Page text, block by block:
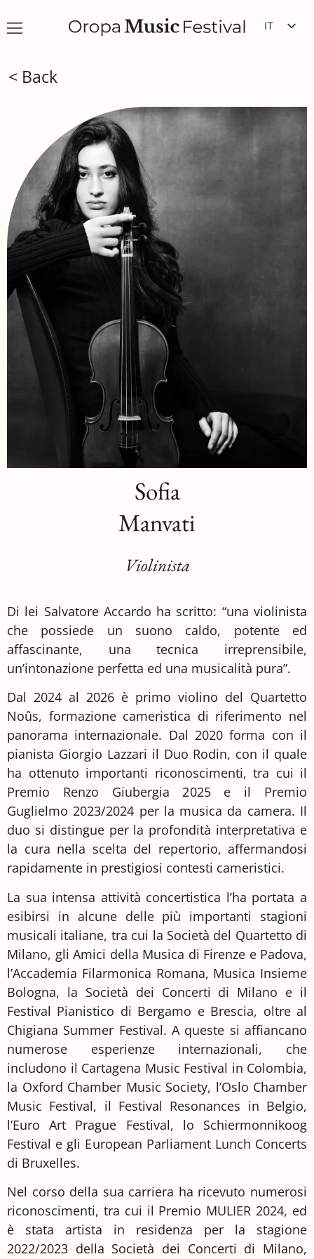
IT
< Back
Sofia
Manvati
Violinista
Di lei Salvatore Accardo ha scritto: “una violinista
che possiede un suono caldo, potente ed
affascinante, una tecnica irreprensibile,
un’intonazione perfetta ed una musicalità pura”.
Dal 2024 al 2026 è primo violino del Quartetto
Noûs, formazione cameristica di riferimento nel
panorama internazionale. Dal 2020 forma con il
pianista Giorgio Lazzari il Duo Rodin, con il quale
ha ottenuto importanti riconoscimenti, tra cui il
Premio Renzo Giubergia 2025 e il Premio
Guglielmo 2023/2024 per la musica da camera. Il
duo si distingue per la profondità interpretativa e
la cura nella scelta del repertorio, affermandosi
rapidamente in prestigiosi contesti cameristici.
La sua intensa attività concertistica l’ha portata a
esibirsi in alcune delle più importanti stagioni
musicali italiane, tra cui la Società del Quartetto di
Milano, gli Amici della Musica di Firenze e Padova,
l’Accademia Filarmonica Romana, Musica Insieme
Bologna, la Società dei Concerti di Milano e il
Festival Pianistico di Bergamo e Brescia, oltre al
Chigiana Summer Festival. A queste si affiancano
numerose esperienze internazionali, che
includono il Cartagena Music Festival in Colombia,
la Oxford Chamber Music Society, l’Oslo Chamber
Music Festival, il Festival Resonances in Belgio,
l’Euro Art Prague Festival, lo Schiermonnikoog
Festival e gli European Parliament Lunch Concerts
di Bruxelles.
Nel corso della sua carriera ha ricevuto numerosi
riconoscimenti, tra cui il Premio MULIER 2024, ed
è stata artista in residenza per la stagione
2022/2023 della Società dei Concerti di Milano,